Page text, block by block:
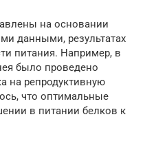
на основании
данными, результатах
питания. Например, в
было проведено
на репродуктивную
что оптимальные
в питании белков к